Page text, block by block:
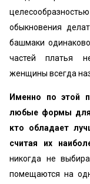
обыкновения
башмаки
частей платья
женщины всегда
Именно по этой
любые формы для
кто обладает
считая их
никогда не
помещаются на